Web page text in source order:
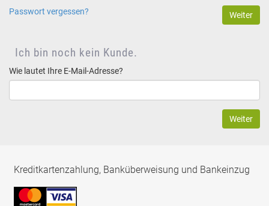
Passwort vergessen?
Ich bin noch kein Kunde.
Wie lautet Ihre E-Mail-Adresse?
Kreditkartenzahlung, Banküberweisung und Bankeinzug